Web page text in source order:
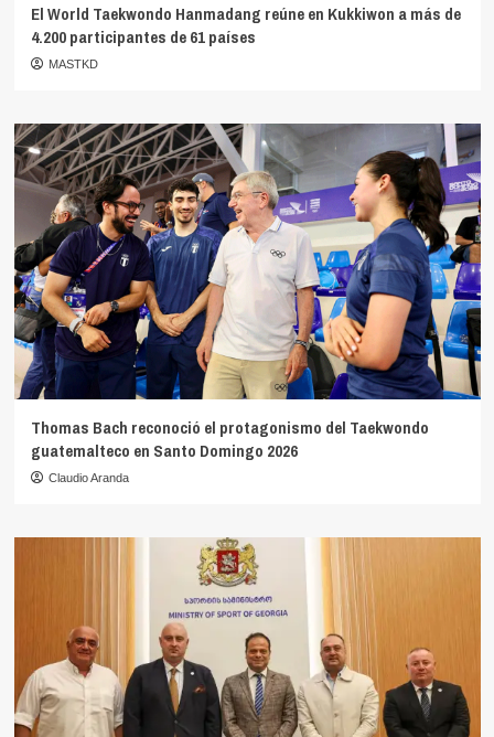
El World Taekwondo Hanmadang reúne en Kukkiwon a más de
4.200 participantes de 61 países
MASTKD
Thomas Bach reconoció el protagonismo del Taekwondo
guatemalteco en Santo Domingo 2026
Claudio Aranda